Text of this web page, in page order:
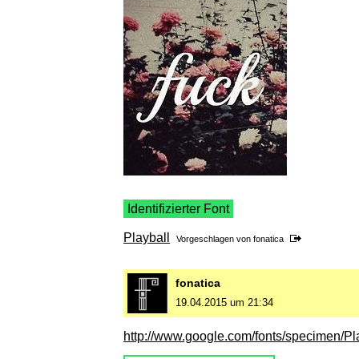
Identifizierter Font
Playball Vorgeschlagen von fonatica
fonatica
19.04.2015 um 21:34
http://www.google.com/fonts/specimen/